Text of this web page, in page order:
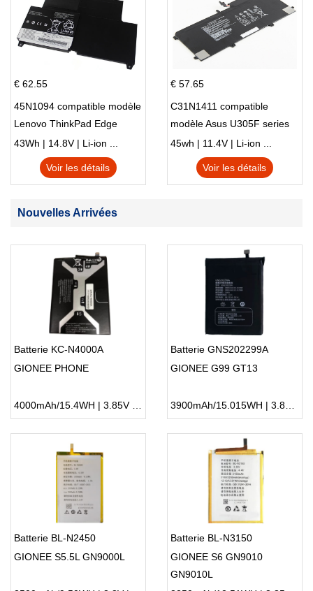
€ 62.55
45N1094 compatible modèle
Lenovo ThinkPad Edge
S230u Twist
43Wh | 14.8V | Li-ion ...
Voir les détails
€ 57.65
C31N1411 compatible
modèle Asus U305F series
45wh | 11.4V | Li-ion ...
Voir les détails
Nouvelles Arrivées
Batterie KC-N4000A
GIONEE PHONE
4000mAh/15.4WH | 3.85V | Li-ion ...
Batterie GNS202299A
GIONEE G99 GT13
3900mAh/15.015WH | 3.85V | Li-ion ...
Batterie BL-N2450
GIONEE S5.5L GN9000L
Batterie BL-N3150
GIONEE S6 GN9010
GN9010L